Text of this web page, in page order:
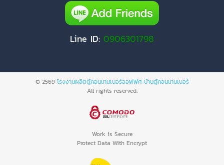
Line ID: 0906301798
© 2569 โรงงานผลิตตู้คอนเทนเนอร์ออฟฟิศ บ้านตู้คอนเทนเนอร์
All rights reserved.
Work is Secure
Protect Data With Encrypt